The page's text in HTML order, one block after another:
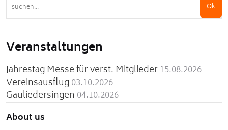
Ok
Veranstaltungen
Jahrestag Messe für verst. Mitglieder 15.08.2026
Vereinsausflug03.10.2026
Gauliedersingen 04.10.2026
About us